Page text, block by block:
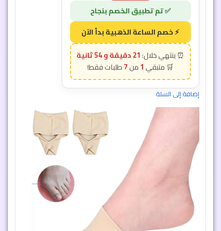
21 دقيقة و 51 ثانية
1
7
إضافة إلى السلة